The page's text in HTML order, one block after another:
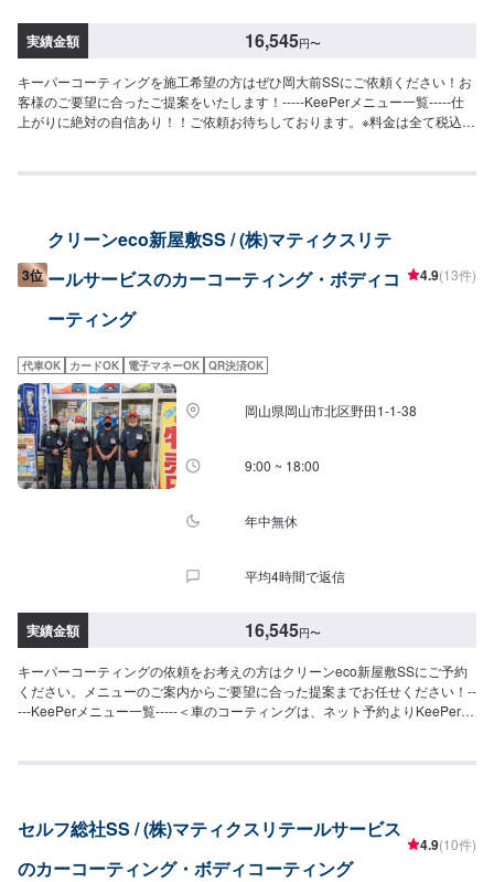
でとは違う被膜で、水シミ・水アカの定着を根本的に防ぐ。SS：115,700円
S：126,200円M：137,500円L：153,200円LL：163,400円XL：178,000円
パーツの色や艶を守ります6,280〜17,400円（樹脂パーツの大きさによって
価格が変わります）＜＜施工費用を詳しく知りたい方は、ネット予約時にお
問い合わせください＞＞
実績金額 16,545円〜
キーパーコーティングを施工希望の方はぜひ岡大前SSにご依頼ください！お
客様のご要望に合ったご提案をいたします！-----KeePerメニュー一覧-----仕
上がりに絶対の自信あり！！ご依頼お待ちしております。※料金は全て税込
29,800円XL：34,500円※軽研磨は別途料金【フレッシュキーパー】（施工時
途料金【ダイヤモンドキーパー】（施工時間：6〜8時間、耐久：3年(1年に1
度のメンテナンスで5年)）強い撥水力があり、新車時を凌駕するツヤと濃厚
な発色が得られますSS：52,300円S：57,800円M：63,400円L：67,600円
す）New!!【ダイヤⅡキーパー】（施工時間：6〜8時間、耐久：3年(2年に1
持ちながらも、金額はWダイヤよりお得。コスパ重視の方にお勧めしたい、
最新ハイエンドコーティングです。SS：63,300円S：68,800円M：74,400円
L：78,600円LL：85,400円XL：106,200円※鏡面研磨は別途料金(軽研磨は施
工料金に含みます）【Wダイヤモンドキーパー】（施工時間：6〜12時間、耐
久：3年(1年に1度のメンテナンスで5年)）ガラス被膜を2回重ね塗りして、ダ
イヤモンドキーパーより厚い皮膜を作りますSS：75,800円S：83,800円M：
91,900円L：97,800円LL：108,000円XL：137,900円※鏡面研磨は別途料金
間、耐久：3年(2年もしくは1年に1度のメンテナンスで5年)）超強力な防汚能
料金(軽研磨は施工料金に含みます）【EXキーパー】（施工時間：8時間〜１
厚みを持つコーティング被膜で汚れを弾く撥水力、水シミや水アカの原因を
解決SS：115,700円S：126,200円M：137,500円L：153,200円LL：163,400
年）紫外線から無塗装の樹脂パーツを守ります6,280〜17,400円＜＜施工費
用を詳しく知りたい方は、ネット予約時にお問い合わせください。＞＞
3位
クリーンeco新屋敷SS / (株)マティクスリテ
ールサービスのカーコーティング・ボディコ
ーティング
4.9(13件)
代車OK カードOK 電子マネーOK QR決済OK
岡山県岡山市北区野田1-1-38
9:00 ~ 18:00
年中無休
平均4時間で返信
実績金額 16,545円〜
キーパーコーティングの依頼をお考えの方はクリーンeco新屋敷SSにご予約
ください。メニューのご案内からご要望に合った提案までお任せください！--
---KeePerメニュー一覧-----＜車のコーティングは、ネット予約よりKeePerプ
ガラス独特の透明なツヤ。SS：18,200円S：20,400円M：22,800円L：
な防汚能力と輝き。SS：28,700円S：30,900円M：33,300円L：35,500円
LL：40,300円XL：45,000円※軽研磨は別途料金【ダイヤモンドキーパー】
（施工時間：6〜8時間、耐久：3年(1年に1度のメンテナンスで5年)）強い撥
セルフ総社SS / (株)マティクスリテールサービス
のカーコーティング・ボディコーティング
4.9(10件)